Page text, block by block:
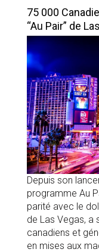
75 000
“Au Pair” de
Depuis son
programme Au
parité avec le
de Las Vegas, a
canadiens et
en mises aux